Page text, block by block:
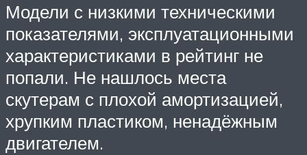
Модели с низкими техническими
показателями, эксплуатационными
характеристиками в рейтинг не
попали. Не нашлось места
скутерам с плохой амортизацией,
хрупким пластиком, ненадёжным
двигателем.